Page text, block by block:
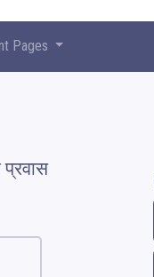
Pages
प्रवास